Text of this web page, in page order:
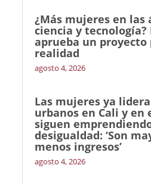
¿Más mujeres en las
ciencia y tecnología?
aprueba un proyecto
realidad
agosto 4, 2026
Las mujeres ya
urbanos en Cali y en
siguen
desigualdad: ‘Son
menos ingresos’
agosto 4, 2026